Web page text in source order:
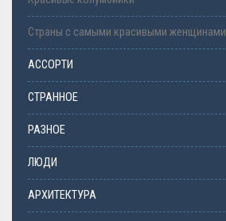
Страны с самыми красивыми женщинами
АССОРТИ
СТРАННОЕ
РАЗНОЕ
ЛЮДИ
АРХИТЕКТУРА